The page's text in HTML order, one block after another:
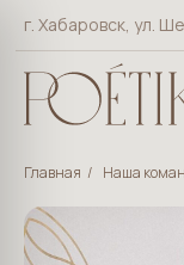
г. Хабаровск, ул.
Главная / Наша